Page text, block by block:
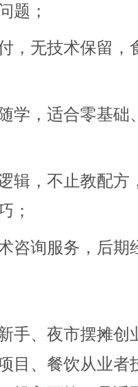
题；
，无技术保留，
学，适合零基础
辑，不止教配方
；
咨询服务，后期
手、夜市摆摊创
目、餐饮从业者